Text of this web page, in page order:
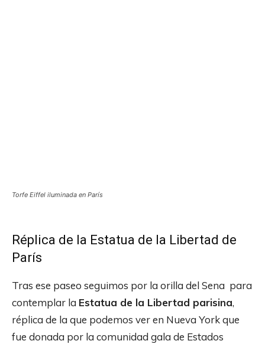
Torfe Eiffel iluminada en París
Réplica de la Estatua de la Libertad de
París
Tras ese paseo seguimos por la orilla del Sena para
contemplar la Estatua de la Libertad parisina,
réplica de la que podemos ver en Nueva York que
fue donada por la comunidad gala de Estados